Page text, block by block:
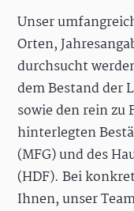
Unser
Orten,
durchsucht
dem Bestand der
sowie den rein zu
hinterlegten
(MFG) und des
(HDF). Bei
Ihnen, unser